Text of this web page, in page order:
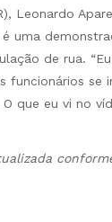
Leonardo
uma
de rua.
funcionários se
que eu vi no